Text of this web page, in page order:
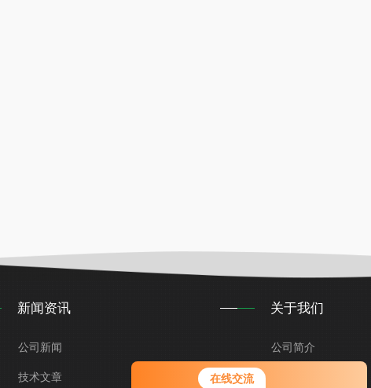
在线交流
新闻资讯
公司新闻
技术文章
关于我们
公司简介